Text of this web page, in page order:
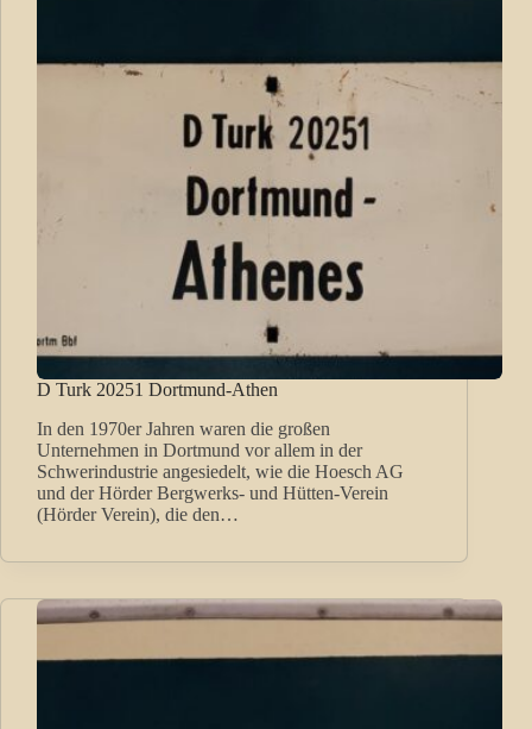
D Turk 20251 Dortmund-Athen
In den 1970er Jahren waren die großen
Unternehmen in Dortmund vor allem in der
Schwerindustrie angesiedelt, wie die Hoesch AG
und der Hörder Bergwerks- und Hütten-Verein
(Hörder Verein), die den…